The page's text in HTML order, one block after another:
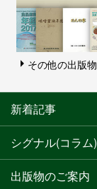
その他の出版物
新着記事
シグナル(コラム)
出版物のご案内